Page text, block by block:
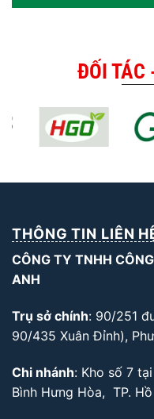
ĐỐI TÁC
THÔNG TIN LIÊN
CÔNG TY TNHH
ANH
Trụ sở chính: 90/251
90/435 Xuân Đỉnh),
Chi nhánh: Kho số 7
Bình Hưng Hòa, TP.